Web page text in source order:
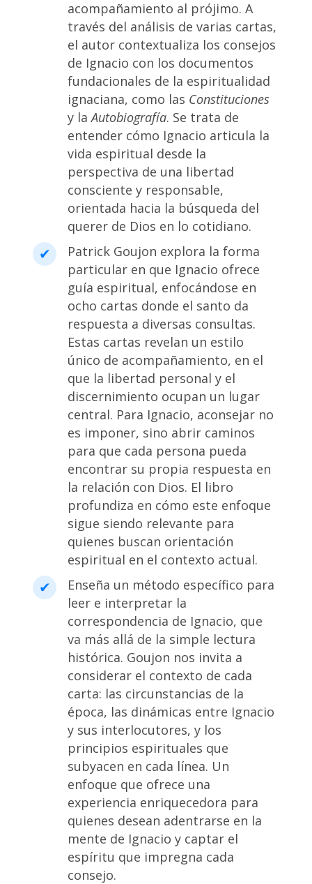
acompañamiento al prójimo. A
través del análisis de varias cartas,
el autor contextualiza los consejos
de Ignacio con los documentos
fundacionales de la espiritualidad
ignaciana, como las Constituciones
y laAutobiografía. Se trata de
entender cómo Ignacio articula la
vida espiritual desde la
perspectiva de una libertad
consciente y responsable,
orientada hacia la búsqueda del
querer de Dios en lo cotidiano.
Patrick Goujon explora la forma
particular en que Ignacio ofrece
guía espiritual, enfocándose en
ocho cartas donde el santo da
respuesta a diversas consultas.
Estas cartas revelan un estilo
único de acompañamiento, en el
que la libertad personal y el
discernimiento ocupan un lugar
central. Para Ignacio, aconsejar no
es imponer, sino abrir caminos
para que cada persona pueda
encontrar su propia respuesta en
la relación con Dios. El libro
profundiza en cómo este enfoque
sigue siendo relevante para
quienes buscan orientación
espiritual en el contexto actual.
Enseña un método específico para
leer e interpretar la
correspondencia de Ignacio, que
va más allá de la simple lectura
histórica. Goujon nos invita a
considerar el contexto de cada
carta: las circunstancias de la
época, las dinámicas entre Ignacio
y sus interlocutores, y los
principios espirituales que
subyacen en cada línea. Un
enfoque que ofrece una
experiencia enriquecedora para
quienes desean adentrarse en la
mente de Ignacio y captar el
espíritu que impregna cada
consejo.